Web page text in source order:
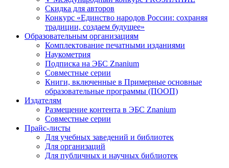
Скидка для авторов
Конкурс «Единство народов России: сохраняя
традиции, создаем будущее»
Образовательным организациям
Комплектование печатными изданиями
Наукометрия
Подписка на ЭБС Znanium
Совместные серии
Книги, включенные в Примерные основные
образовательные программы (ПООП)
Издателям
Размещение контента в ЭБС Znanium
Совместные серии
Прайс-листы
Для учебных заведений и библиотек
Для организаций
Для публичных и научных библиотек